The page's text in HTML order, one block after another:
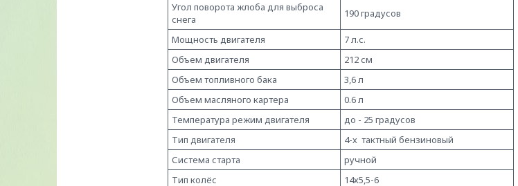
Угол поворота жлоба для выброса
снега
190 градусов
Мощность двигателя
7 л.с.
Объем двигателя
212 см
Объем топливного бака
3,6 л
Объем масляного картера
0.6 л
Температура режим двигателя
до - 25 градусов
Тип двигателя
4-х тактный бензиновый
Система старта
ручной
Тип колёс
14х5,5-6